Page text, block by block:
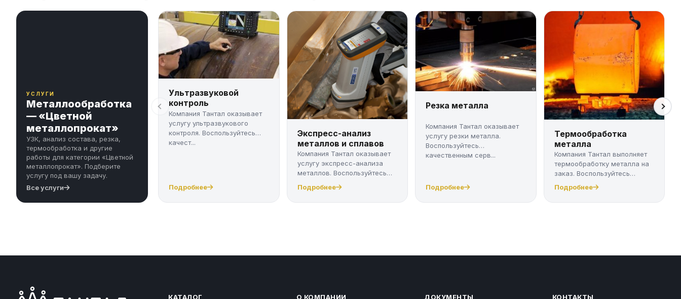
УСЛУГИ
Металлообработка
— «Цветной
металлопрокат»
УЗК, анализ состава, резка,
термообработка и другие
работы для категории «Цветной
металлопрокат». Подберите
услугу под вашу задачу.
Все услуги
Ультразвуковой
контроль
Компания Тантал оказывает
услугу ультразвукового
контроля. Воспользуйтесь
качест...
Подробнее
Экспресс-анализ
металлов и сплавов
Компания Тантал оказывает
услугу экспресс-анализа
металлов. Воспользуйтесь
Подробнее
Резка металла
Компания Тантал оказывает
услугу резки металла.
Воспользуйтесь
качественным серв...
Подробнее
Термообработка
металла
Компания Тантал выполняет
термообработку металла на
заказ. Воспользуйтесь
качест...
Подробнее
КАТАЛОГ О КОМПАНИИ ДОКУМЕНТЫ КОНТАКТЫ